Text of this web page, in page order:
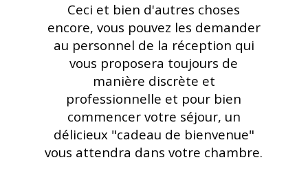
Ceci et bien d'autres choses
encore, vous pouvez les demander
au personnel de la réception qui
vous proposera toujours de
manière discrète et
professionnelle et pour bien
commencer votre séjour, un
délicieux "cadeau de bienvenue"
vous attendra dans votre chambre.